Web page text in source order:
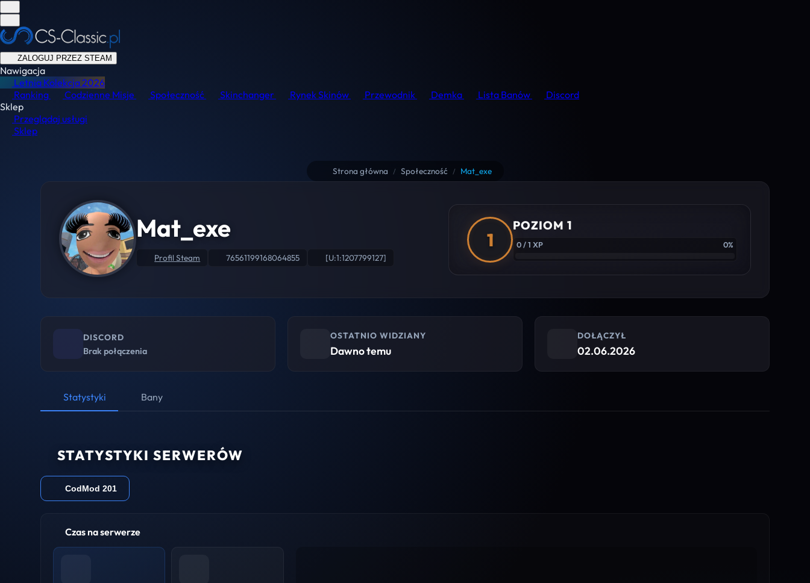
ZALOGUJ PRZEZ STEAM
Nawigacja
Letnia Kolekcja2026
Ranking
Codzienne Misje Społeczność Skinchanger Rynek Skinów Przewodnik Demka Lista Banów
Discord
Sklep
Przeglądaj usługi
Sklep
Strona główna / Społeczność / Mat_exe
Mat_exe
Profil Steam 76561199168064855 [U:1:1207799127]
1
POZIOM 1
0 / 1 XP 0%
DISCORD
Brak połączenia
OSTATNIO WIDZIANY
Dawno temu
DOŁĄCZYŁ
02.06.2026
Statystyki Bany
STATYSTYKI SERWERÓW
CodMod 201
Czas na serwerze